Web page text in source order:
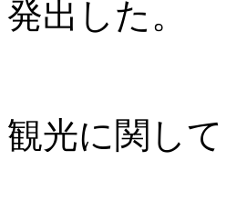
発出した。
観光に関し